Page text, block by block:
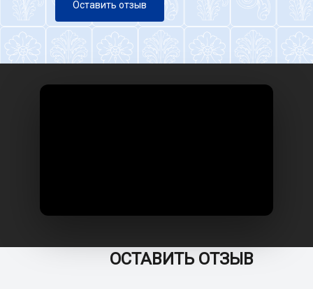
Оставить отзыв
ОСТАВИТЬ ОТЗЫВ